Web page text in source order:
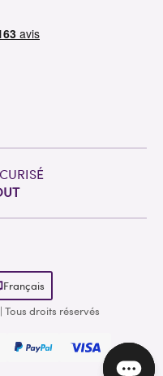
Français
droits réservés